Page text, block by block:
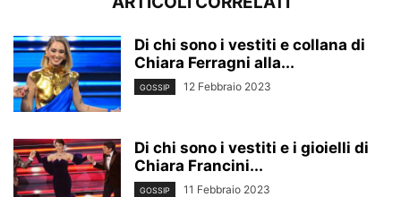
Di chi sono i vestiti e collana di
Chiara Ferragni alla...
GOSSIP 12 Febbraio 2023
Di chi sono i vestiti e i gioielli di
Chiara Francini...
GOSSIP 11 Febbraio 2023